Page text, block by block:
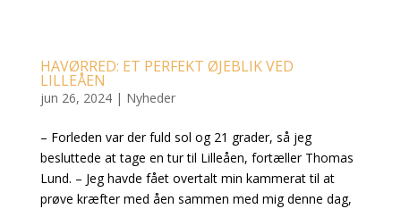
HAVØRRED: ET PERFEKT ØJEBLIK VED
LILLEÅEN
jun 26, 2024| Nyheder
– Forleden var der fuld sol og 21 grader, så jeg
besluttede at tage en tur til Lilleåen, fortæller Thomas
Lund. – Jeg havde fået overtalt min kammerat til at
prøve kræfter med åen sammen med mig denne dag,